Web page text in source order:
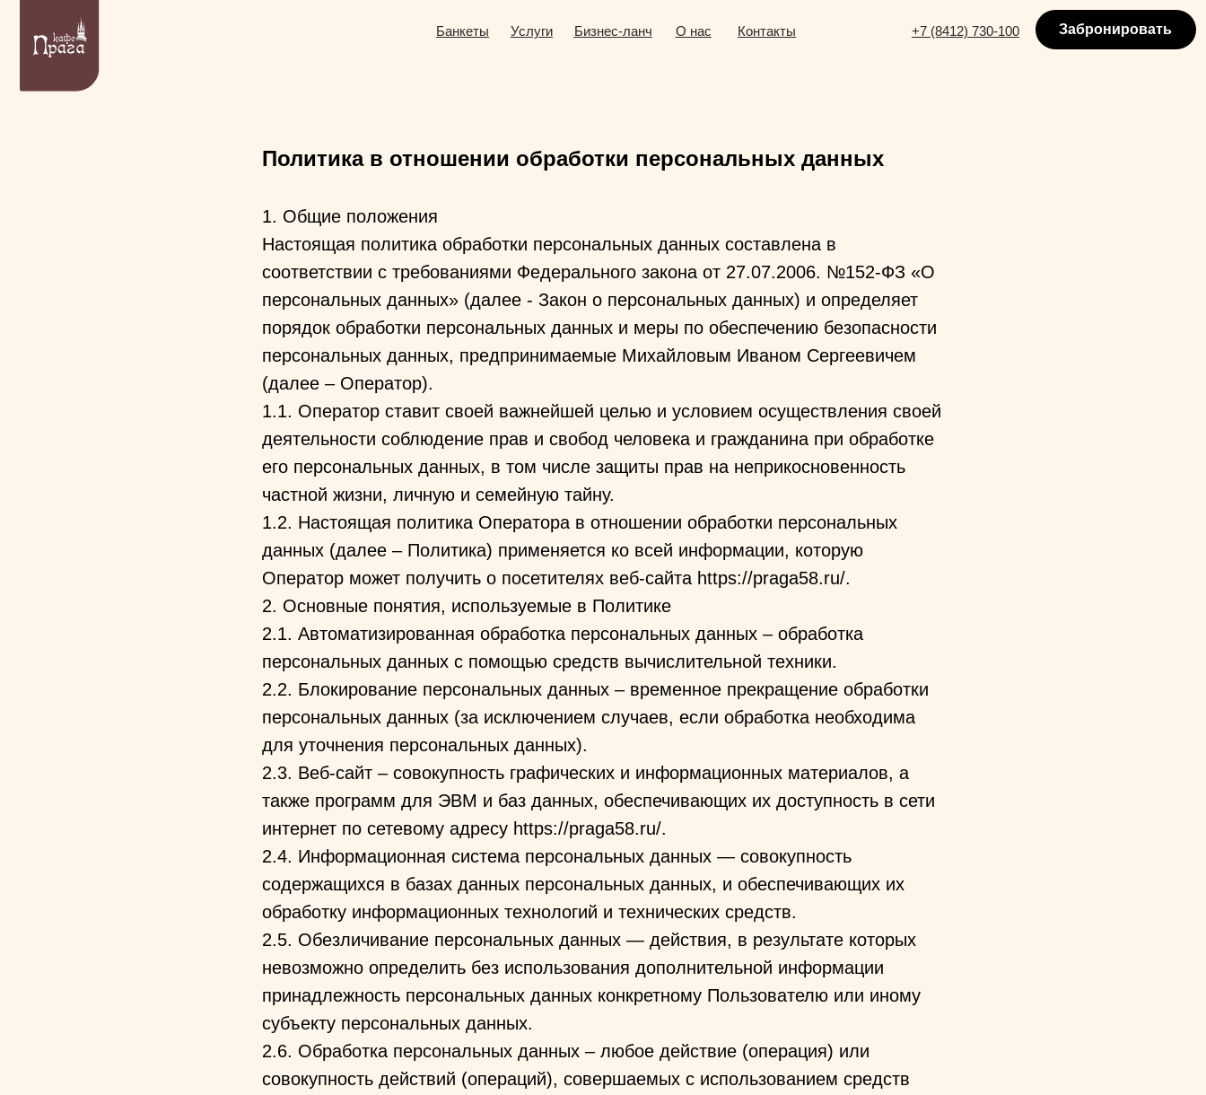
Услуги Бизнес-ланч О нас Контакты Забронировать
Политика в отношении обработки персональных данных
1. Общие положения
Настоящая политика обработки персональных данных составлена в
соответствии с требованиями Федерального закона от 27.07.2006. №152-ФЗ «О
персональных данных» (далее - Закон о персональных данных) и определяет
порядок обработки персональных данных и меры по обеспечению безопасности
персональных данных, предпринимаемые Михайловым Иваном Сергеевичем
(далее – Оператор).
1.1. Оператор ставит своей важнейшей целью и условием осуществления своей
деятельности соблюдение прав и свобод человека и гражданина при обработке
его персональных данных, в том числе защиты прав на неприкосновенность
частной жизни, личную и семейную тайну.
1.2. Настоящая политика Оператора в отношении обработки персональных
данных (далее – Политика) применяется ко всей информации, которую
Оператор может получить о посетителях веб-сайта https://praga58.ru/.
2. Основные понятия, используемые в Политике
2.1. Автоматизированная обработка персональных данных – обработка
персональных данных с помощью средств вычислительной техники.
2.2. Блокирование персональных данных – временное прекращение обработки
персональных данных (за исключением случаев, если обработка необходима
для уточнения персональных данных).
2.3. Веб-сайт – совокупность графических и информационных материалов, а
также программ для ЭВМ и баз данных, обеспечивающих их доступность в сети
интернет по сетевому адресу https://praga58.ru/.
2.4. Информационная система персональных данных — совокупность
содержащихся в базах данных персональных данных, и обеспечивающих их
обработку информационных технологий и технических средств.
2.5. Обезличивание персональных данных — действия, в результате которых
невозможно определить без использования дополнительной информации
принадлежность персональных данных конкретному Пользователю или иному
субъекту персональных данных.
2.6. Обработка персональных данных – любое действие (операция) или
совокупность действий (операций), совершаемых с использованием средств